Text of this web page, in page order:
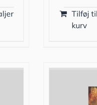
Tilføj til
kurv